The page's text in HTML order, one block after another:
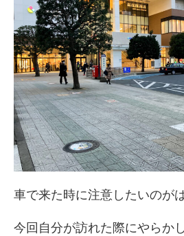
車で来た時に注意したいのが
今回自分が訪れた際にやらか